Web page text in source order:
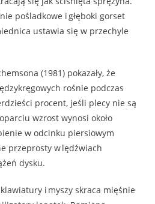
pośladkowe i głęboki gorset
ustawia się w przechyle
(1981) pokazały, że
rośnie podczas
procent, jeśli plecy nie są
wzrost wynosi około
w odcinku piersiowym
przeprosty w lędźwiach
dysku.
i myszy skraca mięśnie